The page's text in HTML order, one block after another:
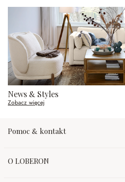
News & Styles
Zobacz więcej
Pomoc & kontakt
O LOBERON